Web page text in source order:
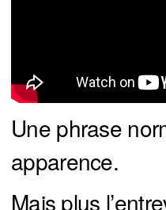
Une phrase
apparence.
Mais plus